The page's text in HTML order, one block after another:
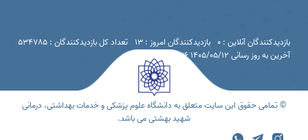
بازدیدکنندگان آنلاین : 0 بازدیدکنندگان امروز : 13
تعداد کل بازدیدکنندگان : 534785
آخرین به روز رسانی 1405/05/12 12:36
© تمامی حقوق این سایت متعلق به دانشگاه علوم پزشکی و خدمات بهداشتی، درمانی
شهید بهشتی می باشد.